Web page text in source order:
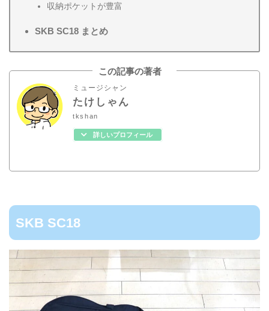
収納ポケットが豊富
SKB SC18 まとめ
この記事の著者
ミュージシャン
たけしゃん
tkshan
詳しいプロフィール
SKB SC18